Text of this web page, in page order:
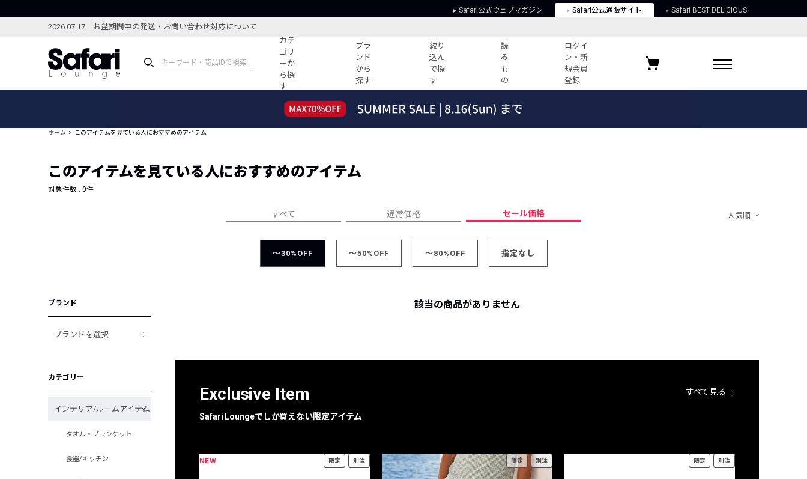
Safari公式ウェブマガジン Safari公式通販サイト Safari BEST DELICIOUS
2026.07.17 お盆期間中の発送・お問い合わせ対応について
カテ
ゴリ
ーか
ら探
す
ブラ
ンド
から
探す
絞り
込ん
で探
す
読
み
も
の
ログイ
ン・新
規会員
登録
ブランドから探す
新着アイテム
編集部のおすすめアイテム
特集記事
コーディネート
すべての記事
ーデ紹介
人気記事ランキング
ウィークリーコーデ
プライバシーポリシー
お気に入りブランド
ホーム このアイテムを見ている人におすすめのアイテム
このアイテムを見ている人におすすめのアイテム
対象件数 : 0件
すべて 通常価格 セール価格 人気順
～30%OFF ～50%OFF ～80%OFF 指定なし
ブランド
ブランドを選択
カテゴリー
インテリア/ルームアイテム
タオル・ブランケット
食器/キッチン
該当の商品がありません
Exclusive Item
Safari Loungeでしか買えない限定アイテム
すべて見る
NEW 限定 別注 限定 別注 限定 別注